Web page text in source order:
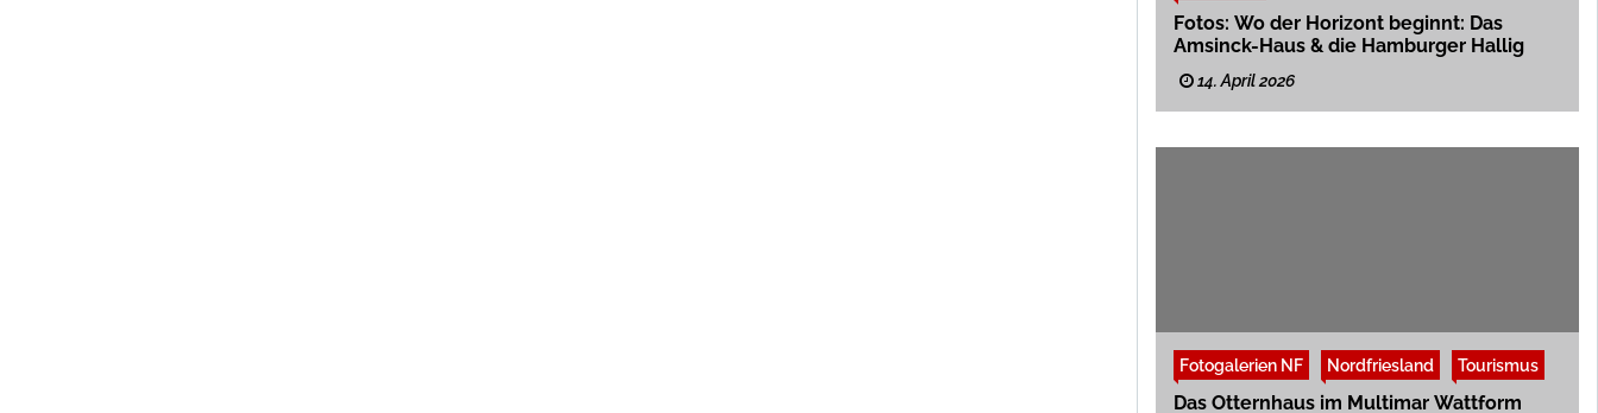
Fotos: Wo der Horizont beginnt: Das
Amsinck-Haus & die Hamburger Hallig
14. April 2026
Fotogalerien NF Nordfriesland Tourismus
Das Otternhaus im Multimar Wattform